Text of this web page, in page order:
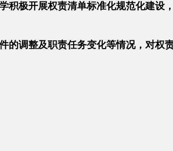
积极开展权责清单标准化规范化建设
的调整及职责任务变化等情况，对权